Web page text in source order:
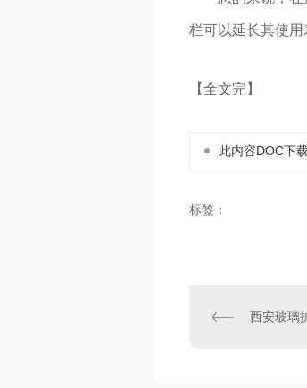
栏可以延长其使用
【全文完】
此内容DOC下
标签：